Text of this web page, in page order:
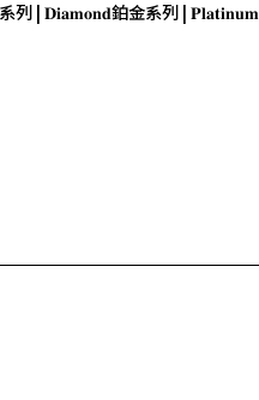
列 | 𝐃𝐢𝐚𝐦𝐨𝐧𝐝鉑金系列 | 𝐏𝐥𝐚𝐭𝐢𝐧𝐮𝐦